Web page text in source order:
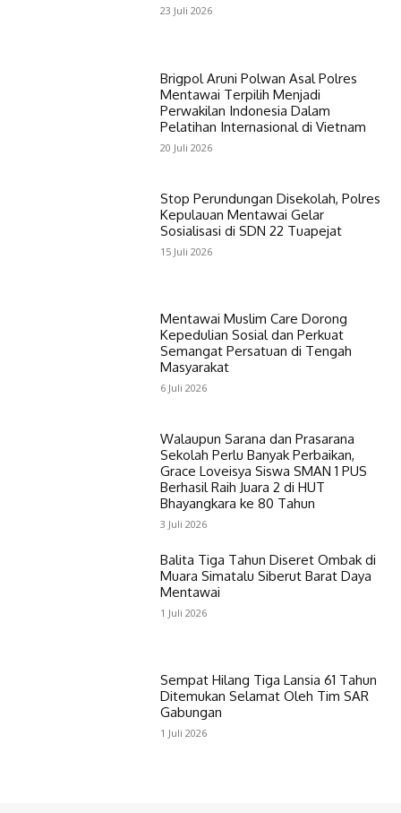
23 Juli 2026
Brigpol Aruni Polwan Asal Polres
Mentawai Terpilih Menjadi
Perwakilan Indonesia Dalam
Pelatihan Internasional di Vietnam
20 Juli 2026
Stop Perundungan Disekolah, Polres
Kepulauan Mentawai Gelar
Sosialisasi di SDN 22 Tuapejat
15 Juli 2026
Mentawai Muslim Care Dorong
Kepedulian Sosial dan Perkuat
Semangat Persatuan di Tengah
Masyarakat
6 Juli 2026
Walaupun Sarana dan Prasarana
Sekolah Perlu Banyak Perbaikan,
Grace Loveisya Siswa SMAN 1 PUS
Berhasil Raih Juara 2 di HUT
Bhayangkara ke 80 Tahun
3 Juli 2026
Balita Tiga Tahun Diseret Ombak di
Muara Simatalu Siberut Barat Daya
Mentawai
1 Juli 2026
Sempat Hilang Tiga Lansia 61 Tahun
Ditemukan Selamat Oleh Tim SAR
Gabungan
1 Juli 2026